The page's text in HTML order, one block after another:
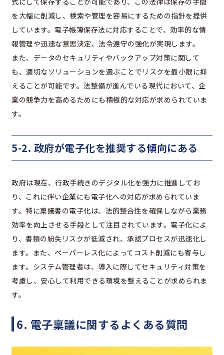
を大幅に削減し、検索や管理を容易にするための指針を提供
しています。電子帳簿保存法に対応することで、効率的な情
報管理や迅速な意思決定、法令遵守の強化が実現します。
また、データのセキュリティやバックアップ対策に関して
も、適切なソリューションを選ぶことでリスクを最小限に抑
えることが可能です。法整備が進んでいる現代において、企
業の競争力を高めるためにも積極的な対応が求められていま
す。
5-2. 政府が電子化を推奨する傾向にある
政府は現在、行政手続きのデジタル化を強力に推進してお
り、これに伴い企業にも電子化への対応が求められていま
す。特に稟議書の電子化は、法的整合性を確保しながら業務
効率を向上させる手段として注目されています。電子化によ
り、書類の紛失リスクが低減され、承認プロセスが迅速化し
ます。また、ペーパーレス化によってコスト削減にも寄与し
ます。システム管理者は、導入に際してセキュリティ対策を
考慮し、安心して利用できる環境を整えることが求められま
す。
6. 電子稟議に関するよくある質問